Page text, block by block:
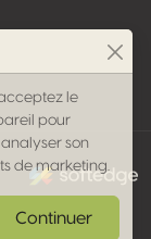
made by
le
pour
son
de marketing.
Continuer